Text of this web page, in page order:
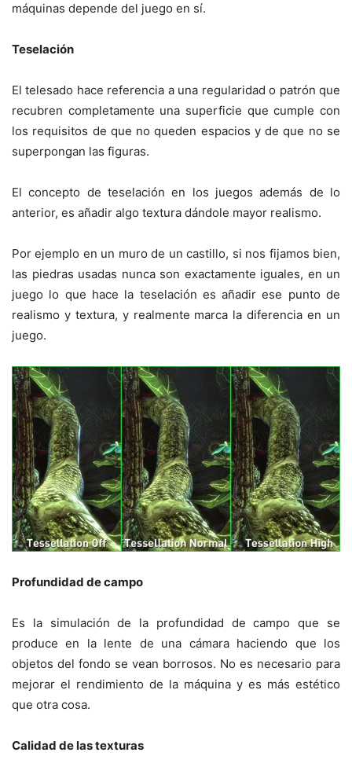
máquinas depende del juego en sí.
Teselación
El telesado hace referencia a una regularidad o patrón que
recubren completamente una superficie que cumple con
los requisitos de que no queden espacios y de que no se
superpongan las figuras.
El concepto de teselación en los juegos además de lo
anterior, es añadir algo textura dándole mayor realismo.
Por ejemplo en un muro de un castillo, si nos fijamos bien,
las piedras usadas nunca son exactamente iguales, en un
juego lo que hace la teselación es añadir ese punto de
realismo y textura, y realmente marca la diferencia en un
juego.
Profundidad de campo
Es la simulación de la profundidad de campo que se
produce en la lente de una cámara haciendo que los
objetos del fondo se vean borrosos. No es necesario para
mejorar el rendimiento de la máquina y es más estético
que otra cosa.
Calidad de las texturas